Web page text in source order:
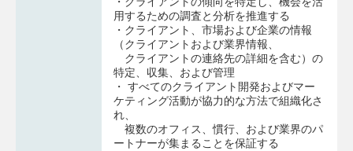
用するための調査と分析を推進する
・クライアント、市場および企業の情報
（クライアントおよび業界情報、
クライアントの連絡先の詳細を含む）の
特定、収集、および管理
・ すべてのクライアント開発およびマー
ケティング活動が協力的な方法で組織化さ
れ、
複数のオフィス、慣行、および業界のパ
ートナーが集まることを保証する